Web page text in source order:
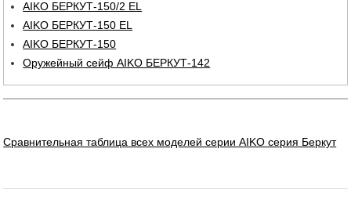
AIKO БЕРКУТ-150/2 EL
AIKO БЕРКУТ-150 EL
AIKO БЕРКУТ-150
Оружейный сейф AIKO БЕРКУТ-142
Сравнительная таблица всех моделей серии AIKO серия Беркут